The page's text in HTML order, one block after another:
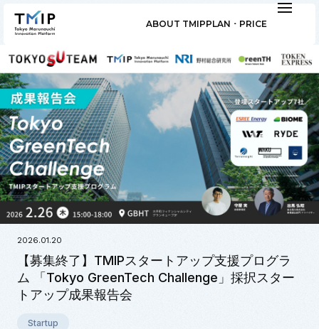
ABOUT TMIPPLAN ･ PRICE
2026.01.20
【募集終了】TMIPスタートアップ支援プログラ
ム 「Tokyo GreenTech Challenge」採択スター
トアップ成果報告会
Startup